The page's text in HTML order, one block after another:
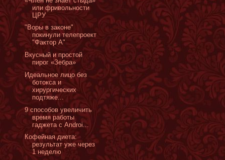
или фривольности
ЦРУ
"Воры в законе"
покинули телепроект
"Фактор А"
Вкусный и простой
пирог «Зебра»
Идеальное лицо без
ботокса и
хирургических
подтяже...
9 способов увеличить
время работы
гаджета с Androi...
Кофейная диета:
результат уже через
1 неделю